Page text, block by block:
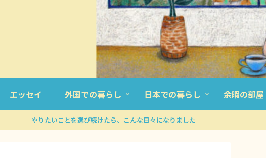
エッセイ 外国での暮らし 日本での暮らし 余暇の部屋
やりたいことを選び続けたら、こんな日々になりました